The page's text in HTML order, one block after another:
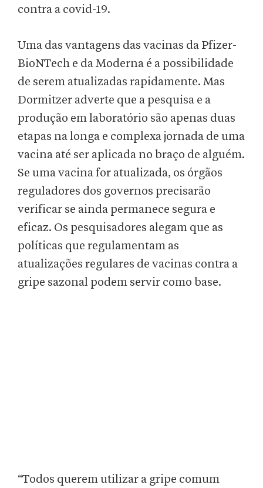
contra a covid-19.
Uma das vantagens das vacinas da Pfizer-
BioNTech e da Moderna é a possibilidade
de serem atualizadas rapidamente. Mas
Dormitzer adverte que a pesquisa e a
produção em laboratório são apenas duas
etapas na longa e complexa jornada de uma
vacina até ser aplicada no braço de alguém.
Se uma vacina for atualizada, os órgãos
reguladores dos governos precisarão
verificar se ainda permanece segura e
eficaz. Os pesquisadores alegam que as
políticas que regulamentam as
atualizações regulares de vacinas contra a
gripe sazonal podem servir como base.
“Todos querem utilizar a gripe comum